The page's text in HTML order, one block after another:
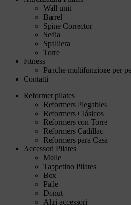
Wall unit
Barrel
Spine Corrector
Sedia
Spalliera
Torre
Fitness
Panche multifunzione per
Contatti
Reformer pilates
Reformers Plegables
Reformers Clásicos
Reformers con Torre
Reformers Cadillac
Reformers para Casa
Accessori Pilates
Molle
Tappetino Pilates
Box
Palle
Donut
Altri accessori